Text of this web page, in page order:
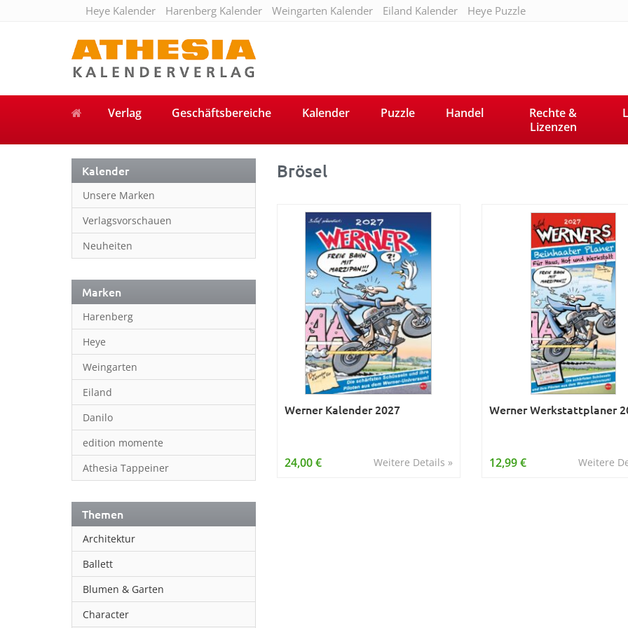
Heye Kalender Harenberg Kalender Weingarten Kalender Eiland Kalender Heye Puzzle
Verlag Geschäftsbereiche Kalender Puzzle Handel
Rechte &
Lizenzen
Kalender
Unsere Marken
Verlagsvorschauen
Neuheiten
Marken
Harenberg
Heye
Weingarten
Eiland
Danilo
edition momente
Athesia Tappeiner
Themen
Architektur
Ballett
Blumen & Garten
Character
Brösel
Werner Kalender 2027
Weitere Details »
24,00 €
Werner Werkstattplaner
Weitere
12,99 €